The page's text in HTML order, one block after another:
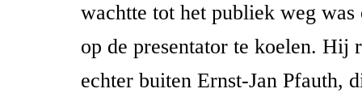
wachtte tot het publiek weg
op de presentator te koelen. Hij
echter buiten Ernst-Jan Pfauth,